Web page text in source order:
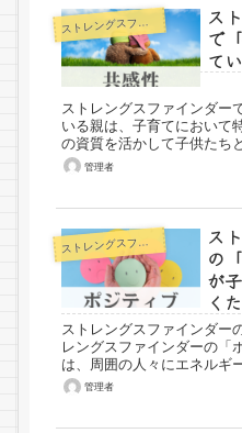
ス
ス
で
て
ストレングスファインダー
いる親は、子育てにおいて
の資質を活かして子供たち
トする方法についてご紹介
管理者
ス トレングスファインダー
ス
の
が
く
ストレングスファインダーの
レングスファインダーの「
は、周囲の人々にエネルギ
資...管理者